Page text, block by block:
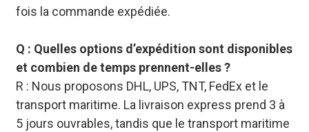
fois la commande expédiée.
Q : Quelles options d’expédition sont disponibles
et combien de temps prennent-elles ?
R : Nous proposons DHL, UPS, TNT, FedEx et le
transport maritime. La livraison express prend 3 à
5 jours ouvrables, tandis que le transport maritime